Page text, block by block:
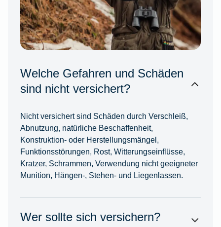
Welche Gefahren und Schäden
sind nicht versichert?
Nicht versichert sind Schäden durch Verschleiß,
Abnutzung, natürliche Beschaffenheit,
Konstruktion- oder Herstellungsmängel,
Funktionsstörungen, Rost, Witterungseinflüsse,
Kratzer, Schrammen, Verwendung nicht geeigneter
Munition, Hängen-, Stehen- und Liegenlassen.
Wer sollte sich versichern?